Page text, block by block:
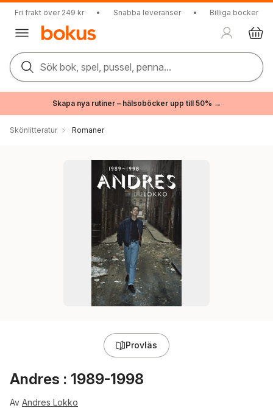
Fri frakt över 249 kr • Snabba leveranser • Billiga böcker
Sök bok, spel, pussel, penna...
Skapa nya rutiner – hälsoböcker upp till 50% →
Skönlitteratur Romaner
Provläs
Andres : 1989-1998
Av Andres Lokko